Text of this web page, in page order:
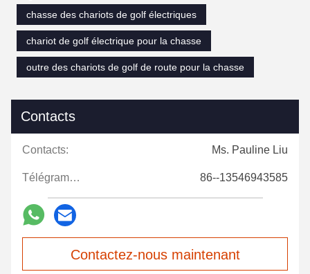
chasse des chariots de golf électriques
chariot de golf électrique pour la chasse
outre des chariots de golf de route pour la chasse
Contacts
Contacts: Ms. Pauline Liu
Télégramme: 86--13546943585
Contactez-nous maintenant